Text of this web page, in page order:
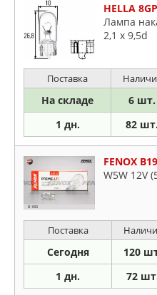
HELLA
Лампа
2,1 x 9,5d
Поставка
На складе 6 шт.
1 дн. 82 шт.
FENOX
W5W 12V
Поставка
Сегодня 120
1 дн. 72